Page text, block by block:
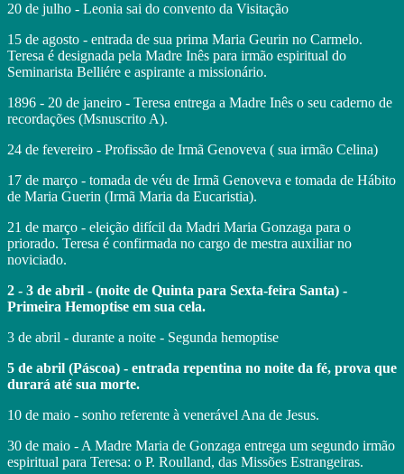
20 de julho - Leonia sai do convento da Visitação
15 de agosto - entrada de sua prima Maria Geurin no Carmelo.
Teresa é designada pela Madre Inês para irmão espiritual do
Seminarista Belliére e aspirante a missionário.
1896 - 20 de janeiro - Teresa entrega a Madre Inês o seu caderno de
recordações (Msnuscrito A).
24 de fevereiro - Profissão de Irmã Genoveva ( sua irmão Celina)
17 de março - tomada de véu de Irmã Genoveva e tomada de Hábito
de Maria Guerin (Irmã Maria da Eucaristia).
21 de março - eleição difícil da Madri Maria Gonzaga para o
priorado. Teresa é confirmada no cargo de mestra auxiliar no
noviciado.
2 - 3 de abril - (noite de Quinta para Sexta-feira Santa) -
Primeira Hemoptise em sua cela.
3 de abril - durante a noite - Segunda hemoptise
5 de abril (Páscoa) - entrada repentina no noite da fé, prova que
durará até sua morte.
10 de maio - sonho referente à venerável Ana de Jesus.
30 de maio - A Madre Maria de Gonzaga entrega um segundo irmão
espiritual para Teresa: o P. Roulland, das Missões Estrangeiras.